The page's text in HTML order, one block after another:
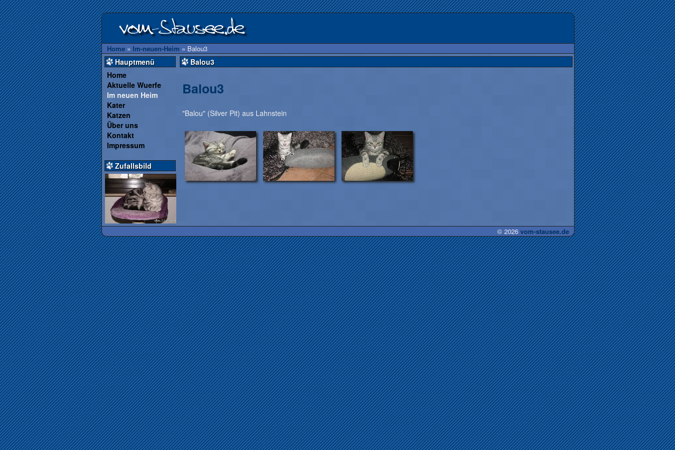
Home » Im-neuen-Heim » Balou3
Hauptmenü
Home
Aktuelle Wuerfe
Im neuen Heim
Kater
Katzen
Über uns
Kontakt
Impressum
Zufallsbild
Balou3
Balou3
"Balou" (Silver Pit) aus Lahnstein
© 2026 vom-stausee.de